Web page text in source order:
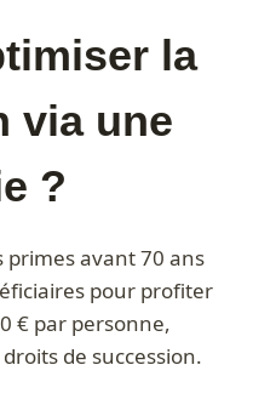
la
via une
?
primes avant 70 ans
pour profiter
€ par personne,
de succession.